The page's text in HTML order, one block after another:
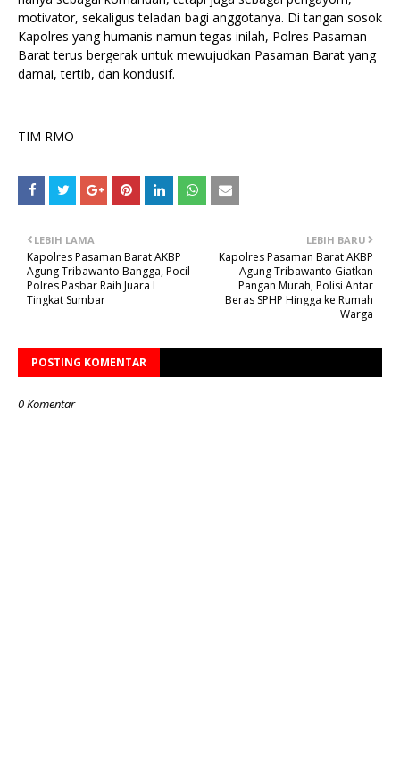
motivator, sekaligus teladan bagi anggotanya. Di tangan sosok
Kapolres yang humanis namun tegas inilah, Polres Pasaman
Barat terus bergerak untuk mewujudkan Pasaman Barat yang
damai, tertib, dan kondusif.
TIM RMO
LEBIH BARU
Kapolres Pasaman Barat AKBP
Agung Tribawanto Giatkan
Pangan Murah, Polisi Antar
Beras SPHP Hingga ke Rumah
Warga
LEBIH LAMA
Kapolres Pasaman Barat AKBP
Agung Tribawanto Bangga, Pocil
Polres Pasbar Raih Juara I
Tingkat Sumbar
POSTING KOMENTAR
0 Komentar